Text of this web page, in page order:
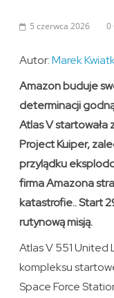
5 czerwca 2026 0
Autor:Marek
Amazon buduje
determinacji
Atlas V startowała
Project Kuiper,
przylądku
firma Amazona
katastrofie.. Start
rutynową misją.
Atlas V 551 United
kompleksu
Space Force